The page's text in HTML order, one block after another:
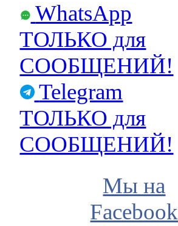
WhatsApp
ТОЛЬКО для
СООБЩЕНИЙ!
Telegram
ТОЛЬКО для
СООБЩЕНИЙ!
Мы на
Facebook